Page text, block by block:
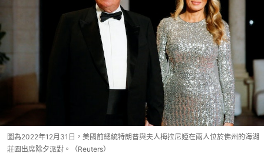
圖為2022年12月31日，美國前總統特朗普與夫人梅拉尼婭在兩人位於佛州的海湖
莊園出席除夕派對。（Reuters）